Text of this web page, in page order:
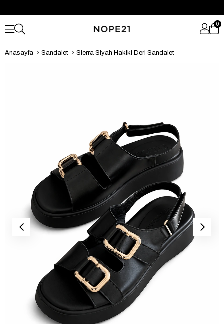
0
Anasayfa Sandalet Sierra Siyah Hakiki Deri Sandalet